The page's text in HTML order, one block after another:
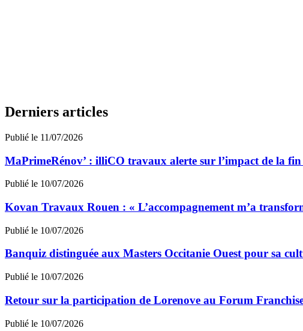
Derniers articles
Publié le 11/07/2026
MaPrimeRénov’ : illiCO travaux alerte sur l’impact de la fin
Publié le 10/07/2026
Kovan Travaux Rouen : « L’accompagnement m’a
Publié le 10/07/2026
Banquiz distinguée aux Masters Occitanie Ouest pour sa
Publié le 10/07/2026
Retour sur la participation de Lorenove au Forum
Publié le 10/07/2026